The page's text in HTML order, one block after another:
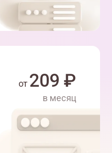
от 209 ₽
в месяц